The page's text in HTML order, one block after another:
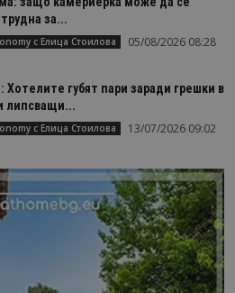
за...
с Елица Стоилова 05/08/2026 08:28
Хотелите губят пари заради грешки в
липсващи...
с Елица Стоилова 13/07/2026 09:02